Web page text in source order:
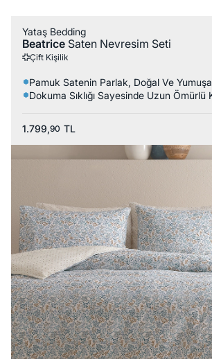
Yataş Bedding
Beatrice Saten Nevresim Seti
Çift Kişilik
Pamuk Satenin Parlak, Doğal Ve
Dokuma Sıklığı Sayesinde Uzun Ömürlü
1.799,90 TL